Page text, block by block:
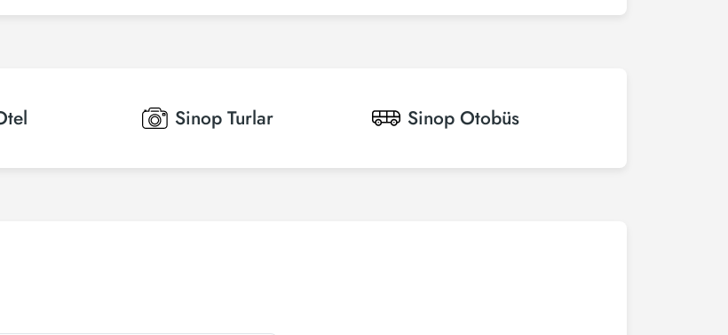
Sinop Turlar Sinop Otobüs